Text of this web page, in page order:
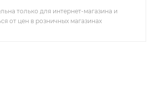
только для интернет-магазина и
от цен в розничных магазинах